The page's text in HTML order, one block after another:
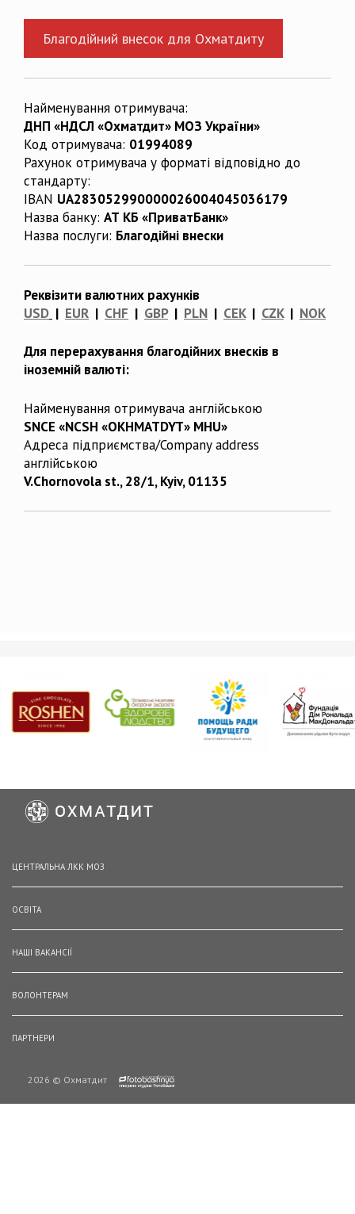
Благодійний внесок для Охматдиту
Найменування отримувача:
ДНП «НДСЛ «Охматдит» МОЗ України»
Код отримувача: 01994089
Рахунок отримувача у форматі відповідно до
стандарту:
IBAN UA283052990000026004045036179
Назва банку: АТ КБ «ПриватБанк»
Назва послуги: Благодійні внески
Реквізити валютних рахунків
USD | EUR | CHF | GBP| PLN | CEK| CZK| NOK
Для перерахування благодійних внесків в
іноземній валюті:
Найменування отримувача англійською
SNCE «NCSH «OKHMATDYT» MHU»
Адреса підприємства/Company address
англійською
V.Chornovola st., 28/1, Kyiv, 01135
ЦЕНТРАЛЬНА ЛКК МОЗ
ОСВІТА
НАШІ ВАКАНСІЇ
ВОЛОНТЕРАМ
ПАРТНЕРИ
2026 © Охматдит